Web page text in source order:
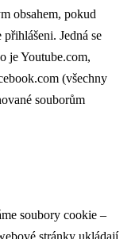
obsahem, pokud
přihlášeni. Jedná se
je Youtube.com,
(všechny
souborům
soubory cookie –